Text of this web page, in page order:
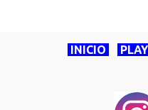
INICIO